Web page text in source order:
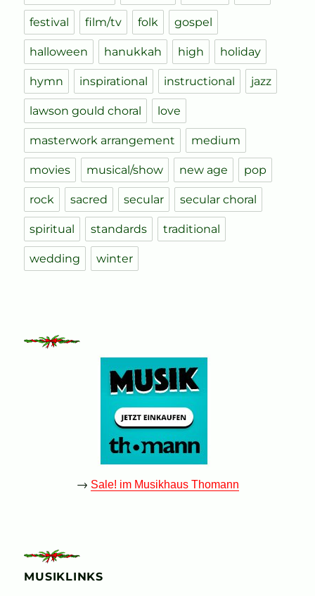
festival film/tv folk gospel
halloween hanukkah high holiday
hymn inspirational instructional jazz
lawson gould choral love
masterwork arrangement medium
movies musical/show new age pop
rock sacred secular secular choral
spiritual standards traditional
wedding winter
→ Sale! im Musikhaus Thomann
MUSIKLINKS